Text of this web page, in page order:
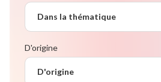
Dans la thématique
D'origine
D'origine